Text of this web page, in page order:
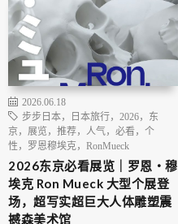
2026.06.18
步步日本，日本旅行，2026，东
京，展览，推荐，人气，必看，个
性，罗恩穆埃克，RonMueck
2026东京必看展览｜罗恩・穆
埃克 Ron Mueck 大型个展登
场，超写实超巨大人体雕塑震
撼森美术馆